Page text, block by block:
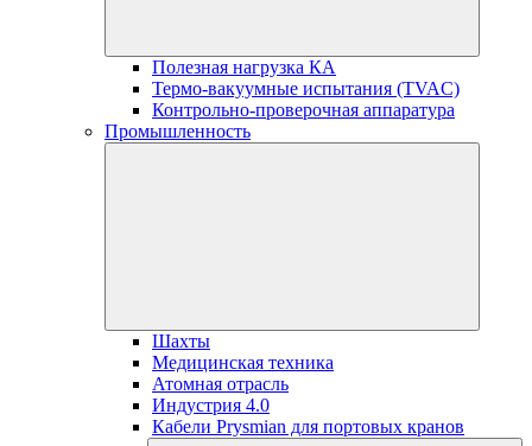
Полезная нагрузка КА
Термо-вакуумные испытания (TVAC)
Контрольно-проверочная аппаратура
Промышленность
Шахты
Медицинская техника
Атомная отрасль
Индустрия 4.0
Кабели Prysmian для портовых кранов